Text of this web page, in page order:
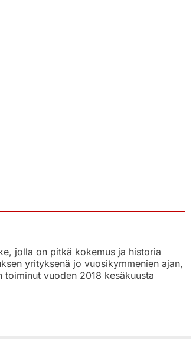
jolla on pitkä kokemus ja historia
yrityksenä jo vuosikymmenien ajan,
vuoden 2018 kesäkuusta